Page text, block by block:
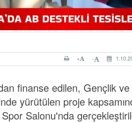
-
+
finanse edilen, Gençlik ve
yürütülen proje
Spor Salonu'nda